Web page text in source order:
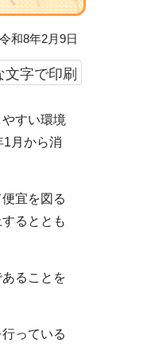
和8年2月9日
文字で印刷
すい環境
月から消
宜を図る
るととも
ることを
っている